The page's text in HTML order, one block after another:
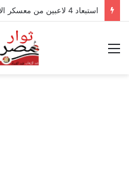
استبعاد 4 لاعبين من معسكر الأهلي في إسبانيا بفرمان من عموتة
القائمة